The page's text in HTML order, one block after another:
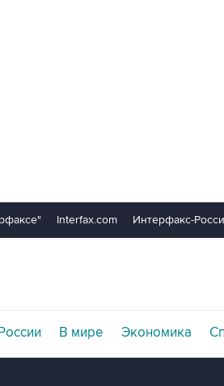
Interfax.com Интерфакс-
В мире Экономика